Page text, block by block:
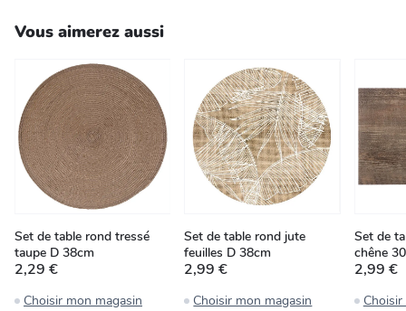
Vous aimerez aussi
Set de table rond tressé
taupe D 38cm
2,29 €
Choisir mon magasin
Set de table rond jute
feuilles D 38cm
2,99 €
Choisir mon magasin
Set de
chêne
2,99 €